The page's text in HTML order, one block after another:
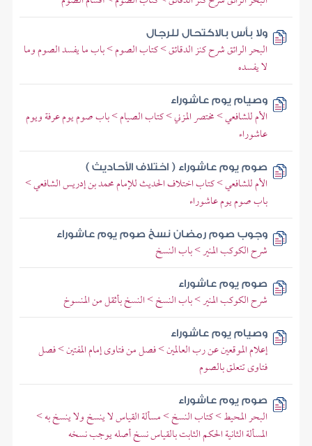
ولا بأس بالاكتحال للرجال
البحر الرائق شرح كنز الدقائق > كتاب الصوم > باب ما يفسد الصوم وما
لا يفسده
وصيام يوم عاشوراء
الأم للشافعي > مختصر المزني > كتاب الصيام > باب صوم يوم عرفة ويوم
عاشوراء
صوم يوم عاشوراء ( اختلاف الأحاديث )
الأم للشافعي > كتاب اختلاف الحديث للإمام محمد بن إدريس الشافعي >
باب صوم يوم عاشوراء
وجوب صوم رمضان نسخ صوم يوم عاشوراء
شرح الكوكب المنير > باب النسخ
صوم يوم عاشوراء
شرح الكوكب المنير > باب النسخ > النسخ بأثقل من المنسوخ
وصيام يوم عاشوراء
إعلام الموقعين عن رب العالمين > فصل من فتاوى إمام المفتين > فصل
فتاوى تتعلق بالصوم
صوم يوم عاشوراء
البحر المحيط > كتاب النسخ > مسألة القياس لا ينسخ ولا ينسخ به >
المسألة الثانية الحكم الثابت بالقياس نسخ أصله يوجب نسخه